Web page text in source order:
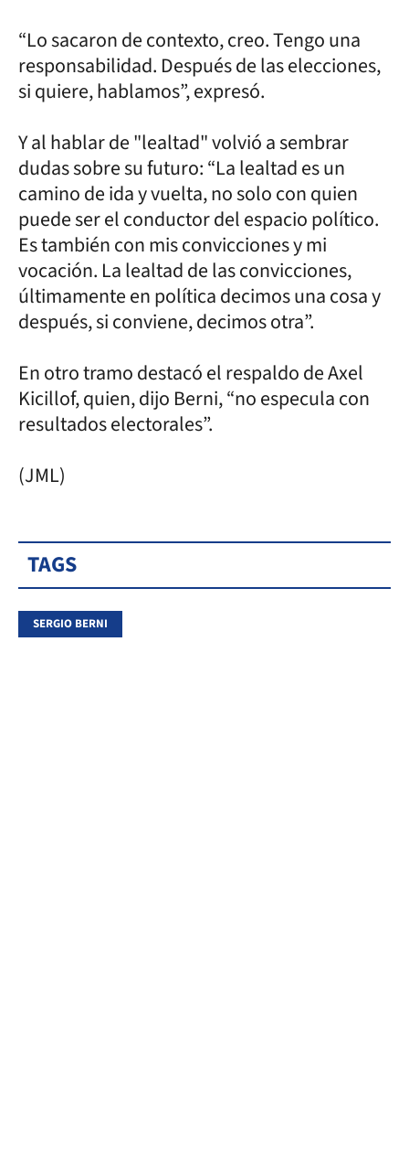
“Lo sacaron de contexto, creo. Tengo una
responsabilidad. Después de las elecciones,
si quiere, hablamos”, expresó.
Y al hablar de "lealtad" volvió a sembrar
dudas sobre su futuro: “La lealtad es un
camino de ida y vuelta, no solo con quien
puede ser el conductor del espacio político.
Es también con mis convicciones y mi
vocación. La lealtad de las convicciones,
últimamente en política decimos una cosa y
después, si conviene, decimos otra”.
En otro tramo destacó el respaldo de Axel
Kicillof, quien, dijo Berni, “no especula con
resultados electorales”.
(JML)
TAGS
SERGIO BERNI